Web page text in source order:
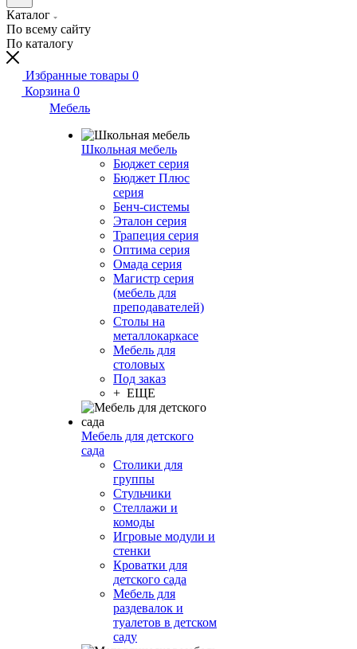
Каталог
По всему сайту
По каталогу
Избранные товары 0
Корзина 0
Мебель
Школьная мебель
Бюджет серия
Бюджет Плюс
серия
Бенч-системы
Эталон серия
Трапеция серия
Оптима серия
Омада серия
Магистр серия
(мебель для
преподавателей)
Столы на
металлокаркасе
Мебель для
столовых
Под заказ
+ ЕЩЕ
Мебель для детского
сада
Столики для
группы
Стульчики
Стеллажи и
комоды
Игровые модули и
стенки
Кроватки для
детского сада
Мебель для
раздевалок и
туалетов в детском
саду